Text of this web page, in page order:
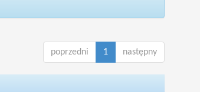
poprzedni 1 następny